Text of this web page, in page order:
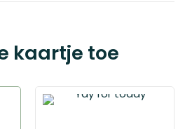
kaartje toe